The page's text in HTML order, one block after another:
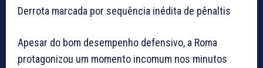
Derrota marcada por sequência inédita de pênaltis
Apesar do bom desempenho defensivo, a Roma
protagonizou um momento incomum nos minutos